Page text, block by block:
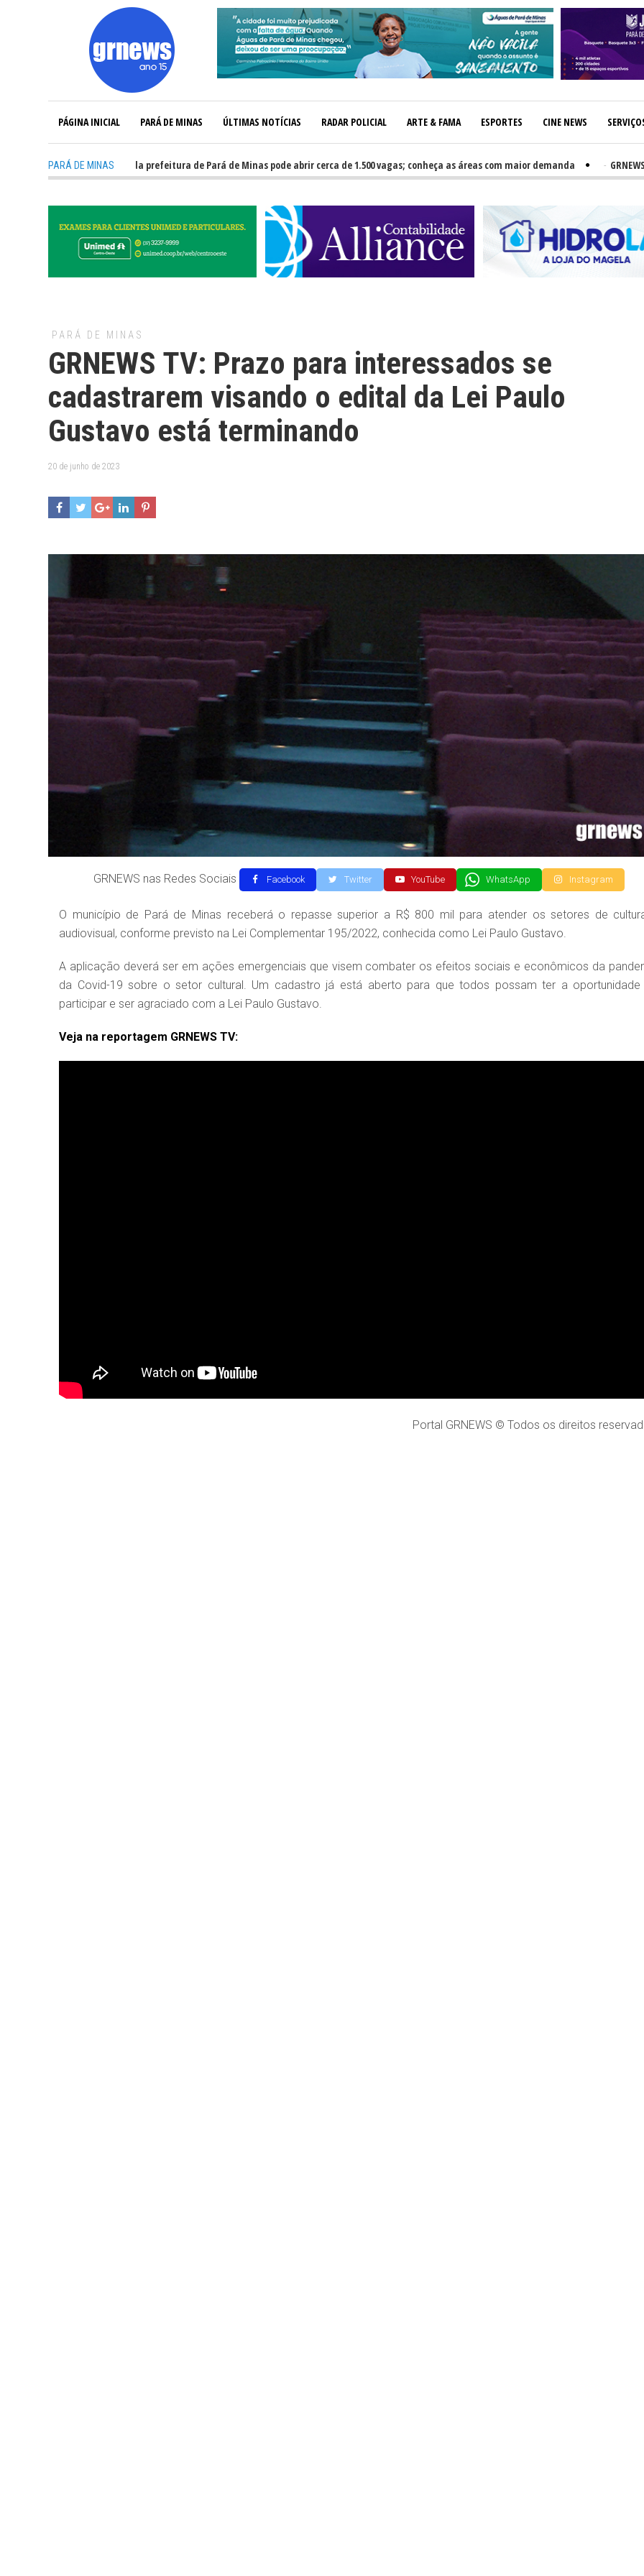
PÁGINA INICIAL PARÁ DE MINAS ÚLTIMAS NOTÍCIAS RADAR POLICIAL ARTE & FAMA ESPORTES CINE NEWS
PARÁ DE MINAS
GRNEWS TV: Concurso da prefeitura de Pará de Minas pode abrir cerca de 1.500 vagas; conheça as áreas com maior demanda - GRNEWS
PARÁ DE MINAS
GRNEWS TV: Prazo para interessados se
cadastrarem visando o edital da Lei Paulo
Gustavo está terminando
20 de junho de 2023
GRNEWS nas Redes Sociais Facebook Twitter YouTube WhatsApp Instagram
O município de Pará de Minas receberá o repasse superior a R$ 800 mil para atender os setores de
audiovisual, conforme previsto na Lei Complementar 195/2022, conhecida como Lei Paulo Gustavo.
A aplicação deverá ser em ações emergenciais que visem combater os efeitos sociais e econômicos da
da Covid-19 sobre o setor cultural. Um cadastro já está aberto para que todos possam ter a
participar e ser agraciado com a Lei Paulo Gustavo.
Veja na reportagem GRNEWS TV:
Portal GRNEWS © Todos os direitos